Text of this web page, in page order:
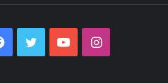
Facebook
TwitterYouTubeInstagram